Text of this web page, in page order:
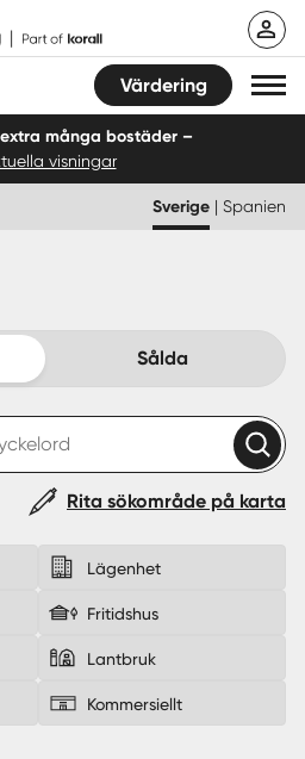
Värdering
många bostäder –
visningar
Sverige | Spanien
Sålda
Rita sökområde på karta
Lägenhet
Fritidshus
Lantbruk
Kommersiellt